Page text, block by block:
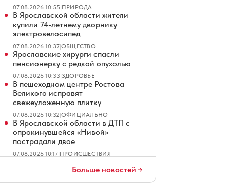
07.08.2026 10:55|ПРИРОДА
В Ярославской области жители
купили 74-летнему дворнику
электровелосипед
07.08.2026 10:37|ОБЩЕСТВО
Ярославские хирурги спасли
пенсионерку с редкой опухолью
07.08.2026 10:33|ЗДОРОВЬЕ
В пешеходном центре Ростова
Великого исправят
свежеуложенную плитку
07.08.2026 10:32|ОФИЦИАЛЬНО
В Ярославской области в ДТП с
опрокинувшейся «Нивой»
пострадали двое
07.08.2026 10:17|ПРОИСШЕСТВИЯ
Больше новостей